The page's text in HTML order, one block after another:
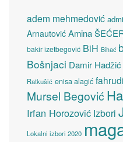
adem mehmedović
Arnautović Amina
bakir izetbegović BiH Bihać
Bošnjaci Damir Hadžić
Ratkušić enisa alagić
Mursel Begović
Irfan Horozović Izbori
Lokalni izbori 2020